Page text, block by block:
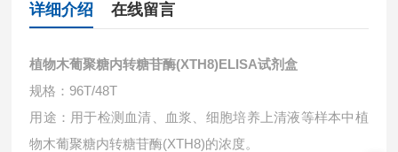
详细介绍 在线留言
植物木葡聚糖内转糖苷酶(XTH8)ELISA试剂盒
规格：96T/48T
用途：用于检测血清、血浆、细胞培养上清液等样本中植
物木葡聚糖内转糖苷酶(XTH8)的浓度。